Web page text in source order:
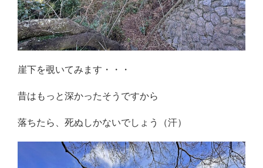
崖下を覗いてみます・・・
昔はもっと深かったそうですから
落ちたら、死ぬしかないでしょう（汗）